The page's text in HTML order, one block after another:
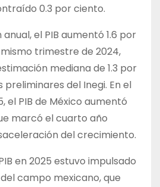
0.3 por ciento.
el PIB aumentó 1.6 por
trimestre de 2024,
mediana de 1.3 por
del Inegi. En el
el PIB de México aumentó
marcó el cuarto año
del crecimiento.
en 2025 estuvo impulsado
campo mexicano, que